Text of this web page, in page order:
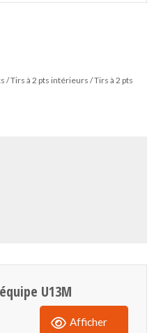
/ Tirs à 2 pts intérieurs / Tirs à 2 pts
U13M
Afficher